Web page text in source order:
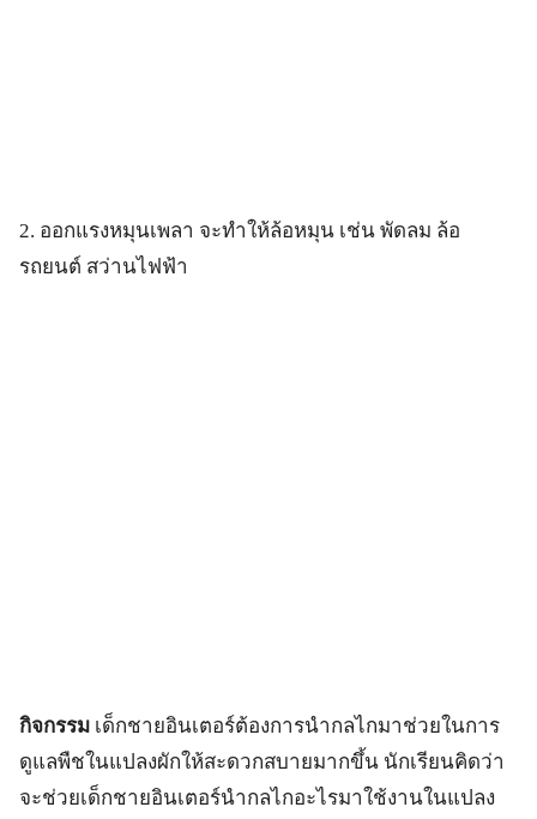
2. ออกแรงหมุนเพลา จะทำให้ล้อหมุน เช่น พัดลม ล้อ
รถยนต์ สว่านไฟฟ้า
กิจกรรม เด็กชายอินเตอร์ต้องการนำกลไกมาช่วยในการ
ดูแลพืชในแปลงผักให้สะดวกสบายมากขึ้น นักเรียนคิดว่า
จะช่วยเด็กชายอินเตอร์นำกลไกอะไรมาใช้งานในแปลง